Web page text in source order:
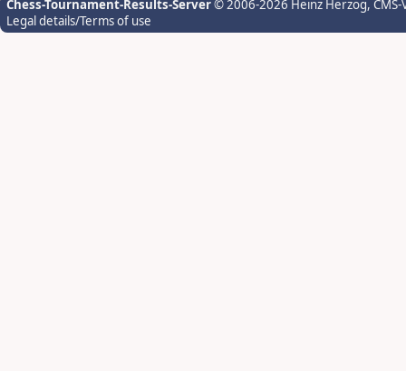
Chess-Tournament-Results-Server© 2006-2026 Heinz Herzog,
Legal details/Terms of use